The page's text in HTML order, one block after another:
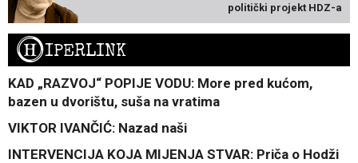
politički projekt HDZ-a
HIPERLINK
KAD „RAZVOJ“ POPIJE VODU: More pred kućom,
bazen u dvorištu, suša na vratima
VIKTOR IVANČIĆ: Nazad naši
INTERVENCIJA KOJA MIJENJA STVAR: Priča o Hodži